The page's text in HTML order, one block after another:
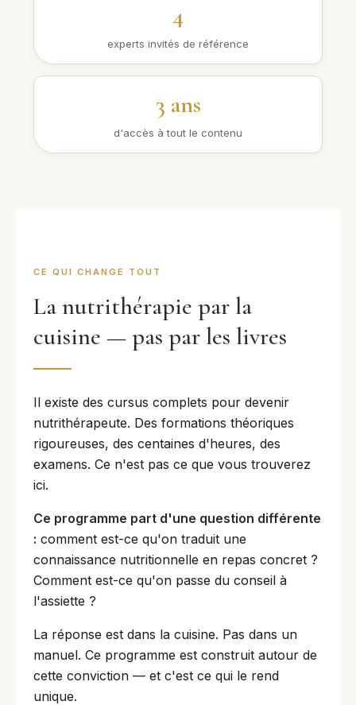
4
experts invités de référence
3 ans
d'accès à tout le contenu
CE QUI CHANGE TOUT
La nutrithérapie par la
cuisine — pas par les livres
Il existe des cursus complets pour devenir
nutrithérapeute. Des formations théoriques
rigoureuses, des centaines d'heures, des
examens. Ce n'est pas ce que vous trouverez
ici.
Ce programme part d'une question différente
: comment est-ce qu'on traduit une
connaissance nutritionnelle en repas concret ?
Comment est-ce qu'on passe du conseil à
l'assiette ?
La réponse est dans la cuisine. Pas dans un
manuel. Ce programme est construit autour de
cette conviction — et c'est ce qui le rend
unique.